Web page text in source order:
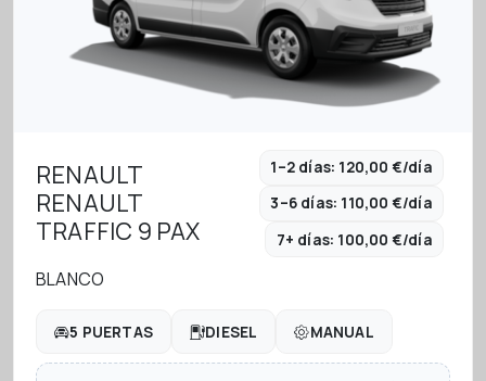
RENAULT
RENAULT
TRAFFIC 9 PAX
1–2 días: 120,00 €/día
3–6 días: 110,00 €/día
7+ días: 100,00 €/día
BLANCO
5 PUERTAS DIESEL MANUAL